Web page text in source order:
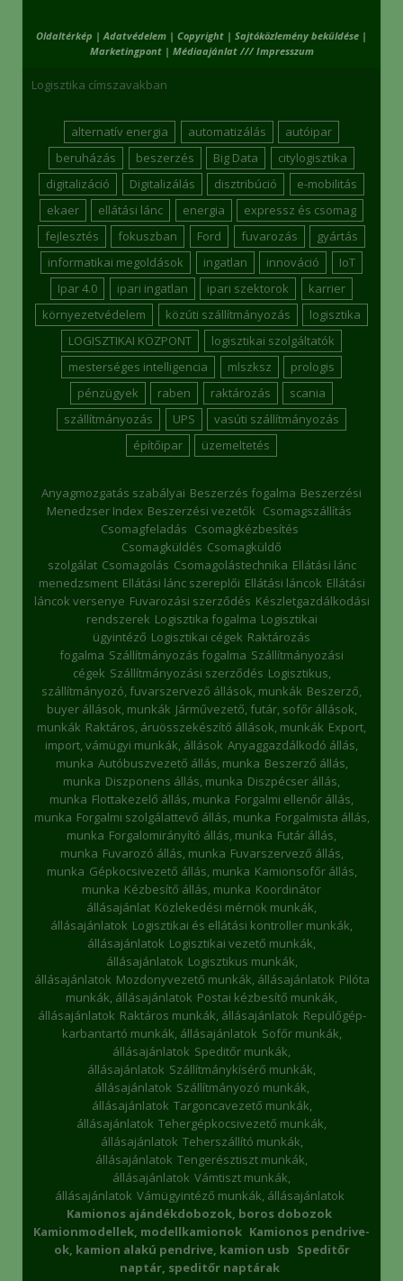
Oldaltérkép |Adatvédelem | Copyright | Sajtóközlemény beküldése |
Marketingpont| Médiaajánlat /// Impresszum
Logisztika címszavakban
alternatív energia automatizálás
autóipar
beruházás
beszerzés Big Data
citylogisztika
digitalizáció
Digitalizálás disztribúció
e-mobilitás
ekaer
ellátási lánc energia
expressz és csomag
fejlesztés
fokuszban Ford fuvarozás
gyártás
informatikai megoldások
ingatlan innováció
IoT
Ipar 4.0
ipari ingatlan ipari szektorok
karrier
környezetvédelem
közúti szállítmányozás
logisztika
LOGISZTIKAI KÖZPONT
logisztikai szolgáltatók
mesterséges intelligencia
mlszksz
prologis
pénzügyek
raben raktározás
scania
szállítmányozás
UPS
vasúti szállítmányozás
építőipar
üzemeltetés
Anyagmozgatás szabályai Beszerzés fogalma Beszerzési
Menedzser Index Beszerzési vezetők Csomagszállítás
Csomagfeladás Csomagkézbesítés
Csomagküldés Csomagküldő
szolgálat Csomagolás Csomagolástechnika Ellátási lánc
menedzsment Ellátási lánc szereplői Ellátási láncok Ellátási
láncok versenye Fuvarozási szerződés Készletgazdálkodási
rendszerek Logisztika fogalma Logisztikai
ügyintéző Logisztikai cégek Raktározás
fogalma Szállítmányozás fogalma Szállítmányozási
cégek Szállítmányozási szerződés Logisztikus,
szállítmányozó, fuvarszervező állások, munkák Beszerző,
buyer állások, munkák Járművezető, futár, sofőr állások,
munkák Raktáros, áruösszekészítő állások, munkák Export,
import, vámügyi munkák, állások Anyaggazdálkodó állás,
munka Autóbuszvezető állás, munka Beszerző állás,
munka Diszponens állás, munka Diszpécser állás,
munka Flottakezelő állás, munka Forgalmi ellenőr állás,
munka Forgalmi szolgálattevő állás, munka Forgalmista állás,
munka Forgalomirányító állás, munka Futár állás,
munka Fuvarozó állás, munka Fuvarszervező állás,
munka Gépkocsivezető állás, munka Kamionsofőr állás,
munka Kézbesítő állás, munka Koordinátor
állásajánlat Közlekedési mérnök munkák,
állásajánlatok Logisztikai és ellátási kontroller munkák,
állásajánlatok Logisztikai vezető munkák,
állásajánlatok Logisztikus munkák,
állásajánlatok Mozdonyvezető munkák, állásajánlatok Pilóta
munkák, állásajánlatok Postai kézbesítő munkák,
állásajánlatok Raktáros munkák, állásajánlatok Repülőgép-
karbantartó munkák, állásajánlatok Sofőr munkák,
állásajánlatok Speditőr munkák,
állásajánlatok Szállítmánykísérő munkák,
állásajánlatok Szállítmányozó munkák,
állásajánlatok Targoncavezető munkák,
állásajánlatok Tehergépkocsivezető munkák,
állásajánlatok Teherszállító munkák,
állásajánlatok Tengerésztiszt munkák,
állásajánlatok Vámtiszt munkák,
állásajánlatok Vámügyintéző munkák, állásajánlatok
Kamionos ajándékdobozok, boros dobozok
Kamionmodellek, modellkamionok Kamionos pendrive-
ok, kamion alakú pendrive, kamion usb Speditőr
naptár, speditőr naptárak